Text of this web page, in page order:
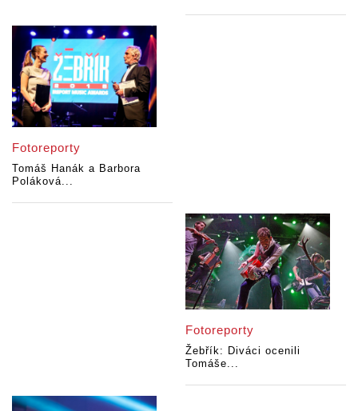
Fotoreporty
Tomáš Hanák a Barbora
Poláková...
Fotoreporty
Žebřík: Diváci ocenili
Tomáše...